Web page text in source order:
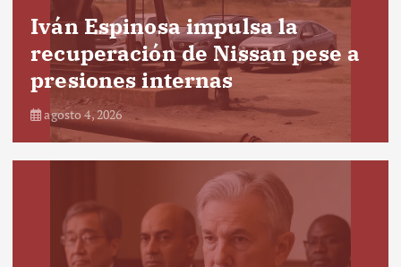
Iván Espinosa impulsa la
recuperación de Nissan pese a
presiones internas
agosto 4, 2026